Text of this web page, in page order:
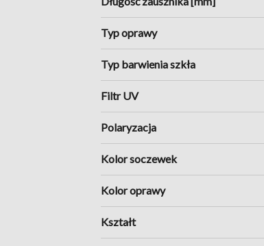
Typ oprawy
Typ barwienia szkła
Filtr UV
Polaryzacja
Kolor soczewek
Kolor oprawy
Kształt